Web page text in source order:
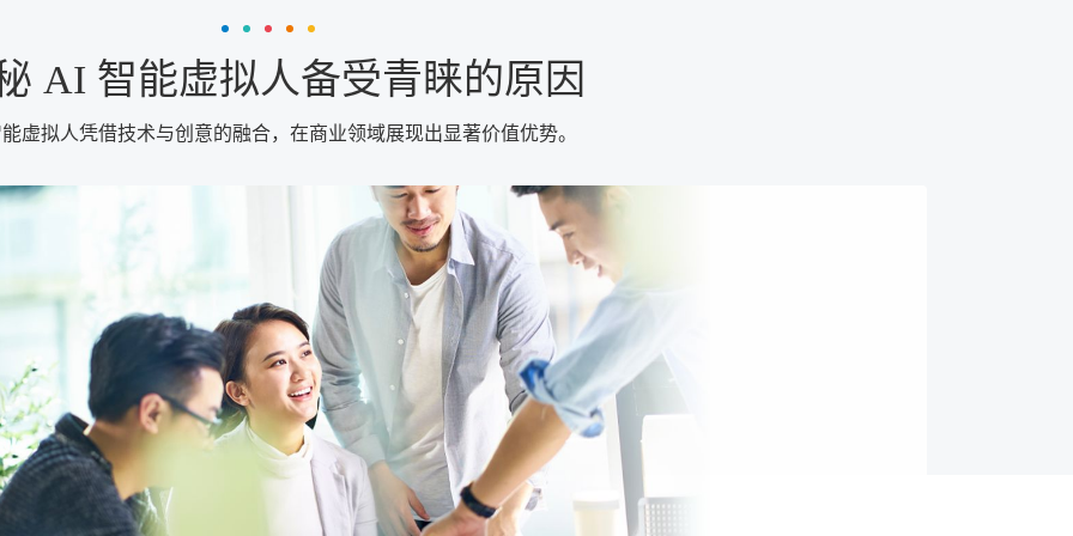
AI 智能虚拟人备受青睐的原因
虚拟人凭借技术与创意的融合，在商业领域展现出显著价值优势。